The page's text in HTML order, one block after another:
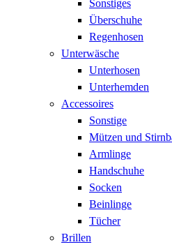
Sonstiges
Überschuhe
Regenhosen
Unterwäsche
Unterhosen
Unterhemden
Accessoires
Sonstige
Mützen und
Armlinge
Handschuhe
Socken
Beinlinge
Tücher
Brillen